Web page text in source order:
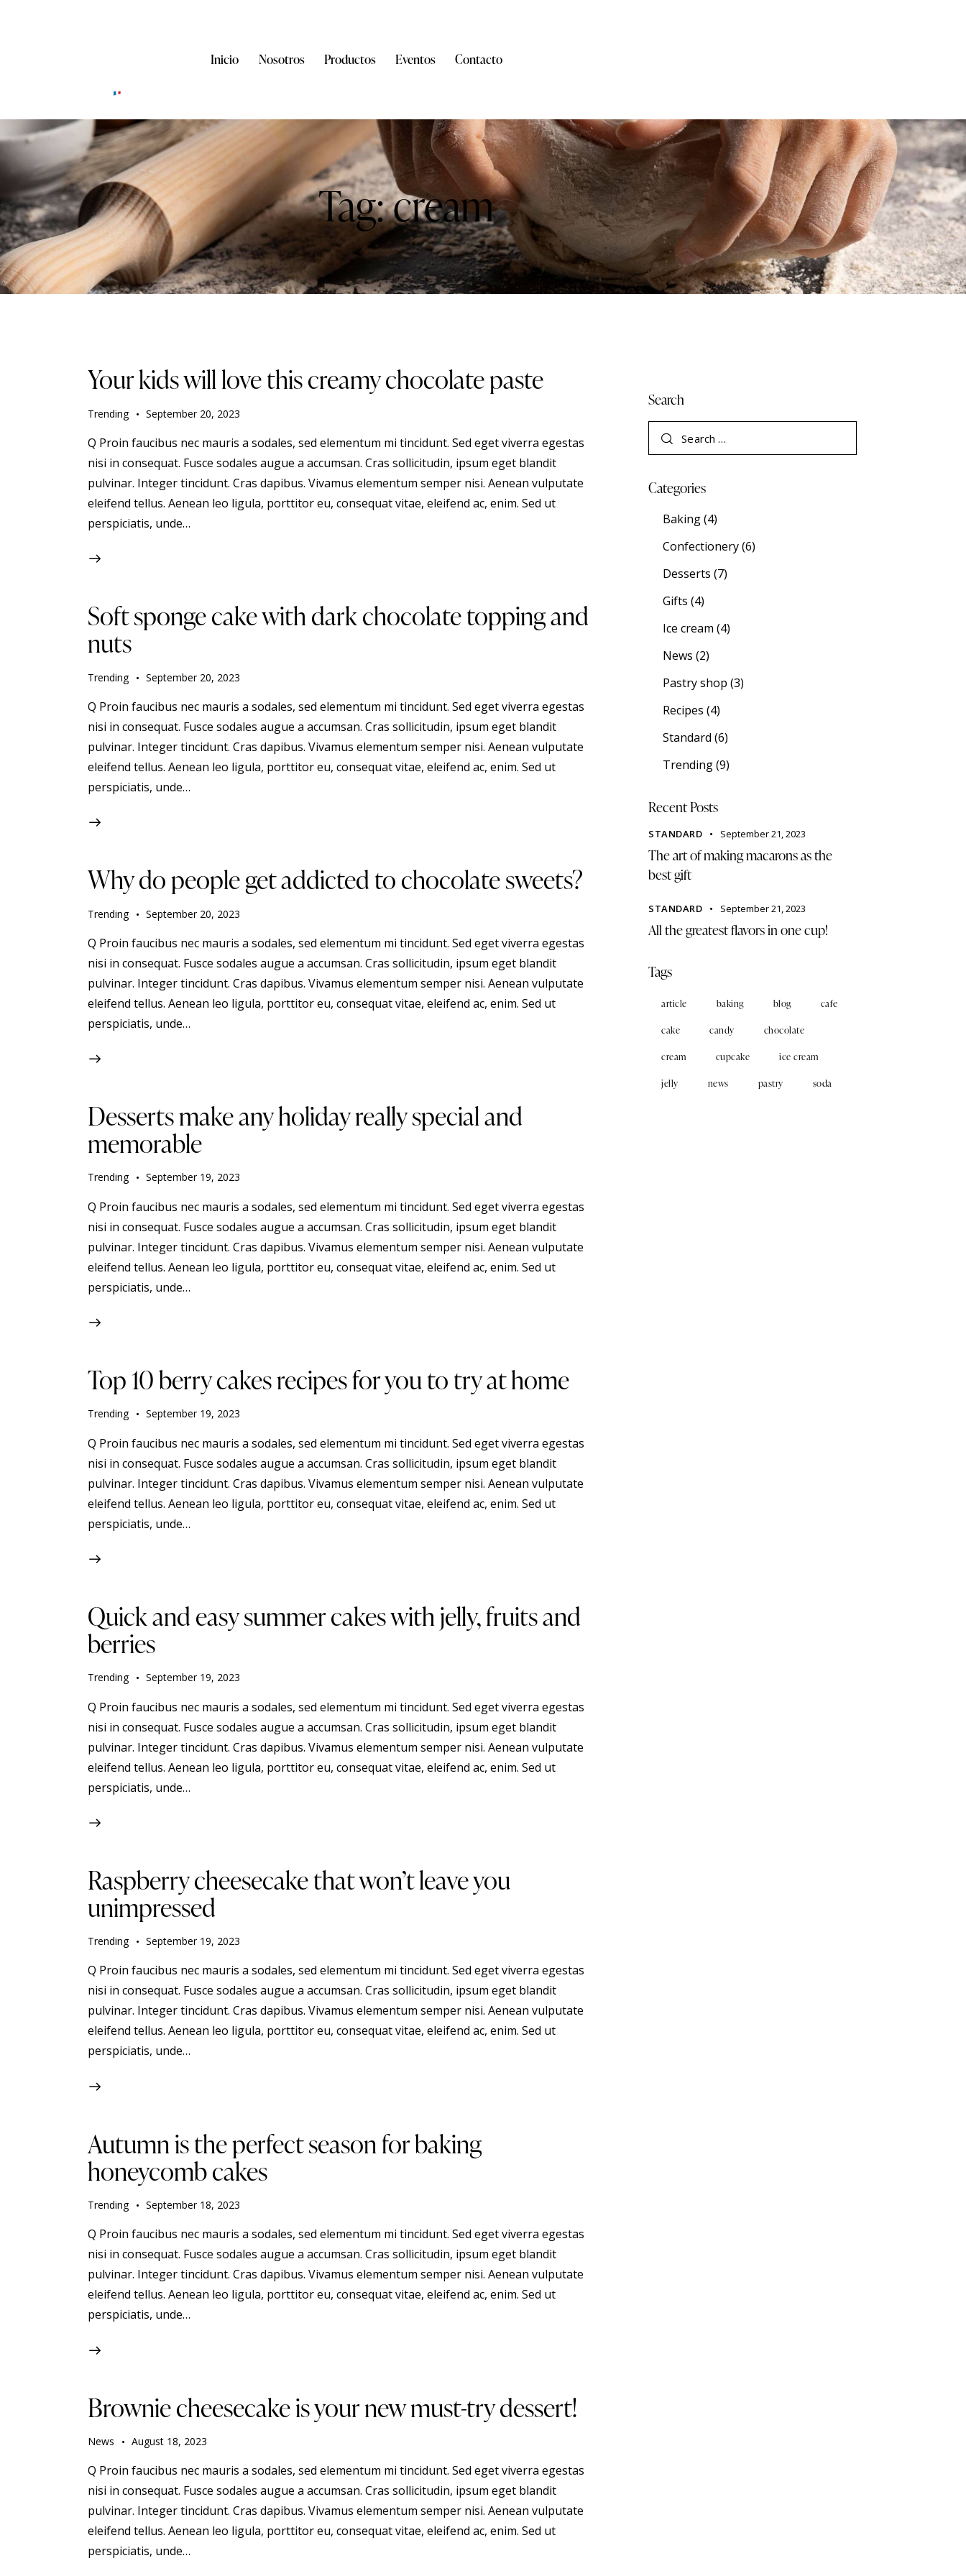
Inicio Nosotros Productos Eventos Contacto
Tag: cream
Your kids will love this creamy chocolate paste
Trending September 20, 2023
Q Proin faucibus nec mauris a sodales, sed elementum mi tincidunt. Sed eget viverra egestas
nisi in consequat. Fusce sodales augue a accumsan. Cras sollicitudin, ipsum eget blandit
pulvinar. Integer tincidunt. Cras dapibus. Vivamus elementum semper nisi. Aenean vulputate
eleifend tellus. Aenean leo ligula, porttitor eu, consequat vitae, eleifend ac, enim. Sed ut
perspiciatis, unde…
Soft sponge cake with dark chocolate topping and
nuts
Trending September 20, 2023
Q Proin faucibus nec mauris a sodales, sed elementum mi tincidunt. Sed eget viverra egestas
nisi in consequat. Fusce sodales augue a accumsan. Cras sollicitudin, ipsum eget blandit
pulvinar. Integer tincidunt. Cras dapibus. Vivamus elementum semper nisi. Aenean vulputate
eleifend tellus. Aenean leo ligula, porttitor eu, consequat vitae, eleifend ac, enim. Sed ut
perspiciatis, unde…
Why do people get addicted to chocolate sweets?
Trending September 20, 2023
Q Proin faucibus nec mauris a sodales, sed elementum mi tincidunt. Sed eget viverra egestas
nisi in consequat. Fusce sodales augue a accumsan. Cras sollicitudin, ipsum eget blandit
pulvinar. Integer tincidunt. Cras dapibus. Vivamus elementum semper nisi. Aenean vulputate
eleifend tellus. Aenean leo ligula, porttitor eu, consequat vitae, eleifend ac, enim. Sed ut
perspiciatis, unde…
Desserts make any holiday really special and
memorable
Trending September 19, 2023
Q Proin faucibus nec mauris a sodales, sed elementum mi tincidunt. Sed eget viverra egestas
nisi in consequat. Fusce sodales augue a accumsan. Cras sollicitudin, ipsum eget blandit
pulvinar. Integer tincidunt. Cras dapibus. Vivamus elementum semper nisi. Aenean vulputate
eleifend tellus. Aenean leo ligula, porttitor eu, consequat vitae, eleifend ac, enim. Sed ut
perspiciatis, unde…
Top 10 berry cakes recipes for you to try at home
Trending September 19, 2023
Q Proin faucibus nec mauris a sodales, sed elementum mi tincidunt. Sed eget viverra egestas
nisi in consequat. Fusce sodales augue a accumsan. Cras sollicitudin, ipsum eget blandit
pulvinar. Integer tincidunt. Cras dapibus. Vivamus elementum semper nisi. Aenean vulputate
eleifend tellus. Aenean leo ligula, porttitor eu, consequat vitae, eleifend ac, enim. Sed ut
perspiciatis, unde…
Quick and easy summer cakes with jelly, fruits and
berries
Trending September 19, 2023
Q Proin faucibus nec mauris a sodales, sed elementum mi tincidunt. Sed eget viverra egestas
nisi in consequat. Fusce sodales augue a accumsan. Cras sollicitudin, ipsum eget blandit
pulvinar. Integer tincidunt. Cras dapibus. Vivamus elementum semper nisi. Aenean vulputate
eleifend tellus. Aenean leo ligula, porttitor eu, consequat vitae, eleifend ac, enim. Sed ut
perspiciatis, unde…
Raspberry cheesecake that won’t leave you
unimpressed
Trending September 19, 2023
Q Proin faucibus nec mauris a sodales, sed elementum mi tincidunt. Sed eget viverra egestas
nisi in consequat. Fusce sodales augue a accumsan. Cras sollicitudin, ipsum eget blandit
pulvinar. Integer tincidunt. Cras dapibus. Vivamus elementum semper nisi. Aenean vulputate
eleifend tellus. Aenean leo ligula, porttitor eu, consequat vitae, eleifend ac, enim. Sed ut
perspiciatis, unde…
Autumn is the perfect season for baking
honeycomb cakes
Trending September 18, 2023
Q Proin faucibus nec mauris a sodales, sed elementum mi tincidunt. Sed eget viverra egestas
nisi in consequat. Fusce sodales augue a accumsan. Cras sollicitudin, ipsum eget blandit
pulvinar. Integer tincidunt. Cras dapibus. Vivamus elementum semper nisi. Aenean vulputate
eleifend tellus. Aenean leo ligula, porttitor eu, consequat vitae, eleifend ac, enim. Sed ut
perspiciatis, unde…
Brownie cheesecake is your new must-try dessert!
News August 18, 2023
Q Proin faucibus nec mauris a sodales, sed elementum mi tincidunt. Sed eget viverra egestas
nisi in consequat. Fusce sodales augue a accumsan. Cras sollicitudin, ipsum eget blandit
pulvinar. Integer tincidunt. Cras dapibus. Vivamus elementum semper nisi. Aenean vulputate
eleifend tellus. Aenean leo ligula, porttitor eu, consequat vitae, eleifend ac, enim. Sed ut
perspiciatis, unde…
Search
Categories
Baking(4)
Confectionery(6)
Desserts (7)
Gifts (4)
Ice cream (4)
News (2)
Pastry shop (3)
Recipes (4)
Standard (6)
Trending(9)
Recent Posts
STANDARD September 21, 2023
The art of making macarons as the
best gift
STANDARD September 21, 2023
All the greatest flavors in one cup!
Tags
article baking blog cafe
cake candy chocolate
cream cupcake ice cream
jelly news pastry soda